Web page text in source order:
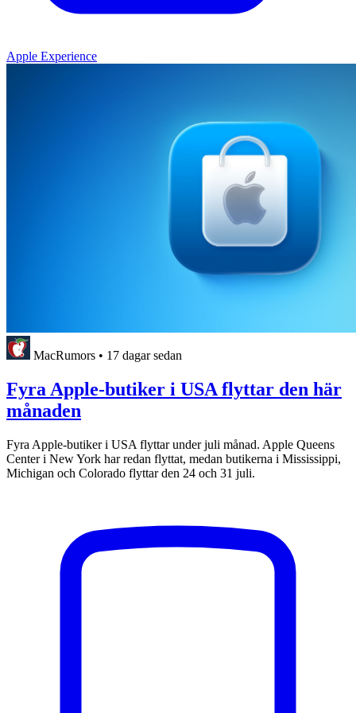
Apple Experience
MacRumors • 17 dagar sedan
Fyra Apple-butiker i USA flyttar den här
månaden
Fyra Apple-butiker i USA flyttar under juli månad. Apple Queens
Center i New York har redan flyttat, medan butikerna i Mississippi,
Michigan och Colorado flyttar den 24 och 31 juli.